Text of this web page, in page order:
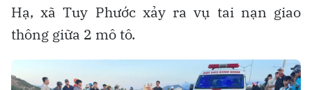
Hạ, xã Tuy Phước xảy ra vụ tai nạn giao
thông giữa 2 mô tô.